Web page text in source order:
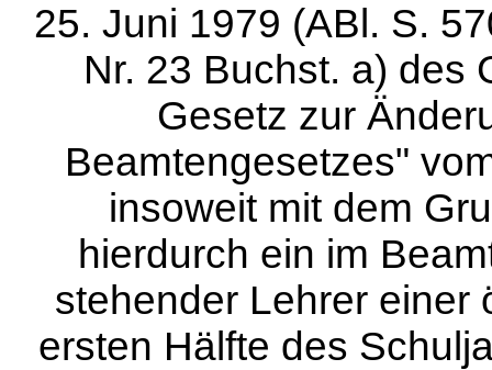
25. Juni 1979 (ABl. S.
Nr. 23 Buchst. a) des
Gesetz zur
Beamtengesetzes"
insoweit mit dem
hierdurch ein im
stehender Lehrer einer
ersten Hälfte des